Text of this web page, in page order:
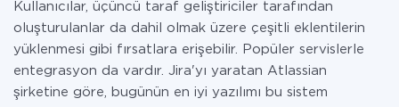
Kullanıcılar, üçüncü taraf geliştiriciler tarafından
oluşturulanlar da dahil olmak üzere çeşitli eklentilerin
yüklenmesi gibi fırsatlara erişebilir. Popüler servislerle
entegrasyon da vardır. Jira'yı yaratan Atlassian
şirketine göre, bugünün en iyi yazılımı bu sistem